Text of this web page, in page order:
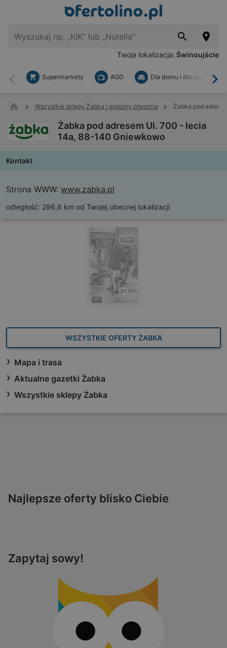
Twoja lokalizacja: Świnoujście
Wstecz
Supermarkety AGD Dla domu i dla ogrodu
Wszystkie sklepy Żabka i godziny otwarcia Żabka pod
Żabka pod adresem Ul. 700 - lecia
14a, 88-140 Gniewkowo
Kontakt
Strona WWW: www.zabka.pl
odległość: 296,6 km od Twojej obecnej lokalizacji
WSZYSTKIE OFERTY ŻABKA
Mapa i trasa
Aktualne gazetki Żabka
Wszystkie sklepy Żabka
Najlepsze oferty blisko Ciebie
Zapytaj sowy!